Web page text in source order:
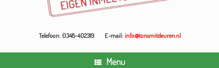
Telefoon: 0348-402319 E-mail:info@tonsmitdeuren.nl
Menu